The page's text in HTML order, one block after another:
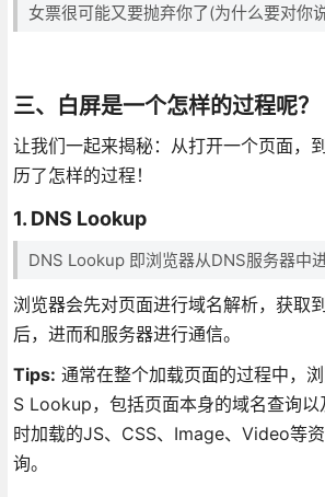
女票很可能又要抛弃你了(为什么要对你
三、白屏是一个怎样的过程呢？
让我们一起来揭秘：从打开一个页面，
历了怎样的过程！
1. DNS Lookup
DNS Lookup 即浏览器从DNS服务器中
浏览器会先对页面进行域名解析，获取
后，进而和服务器进行通信。
Tips: 通常在整个加载页面的过程中，
S Lookup，包括页面本身的域名查询
时加载的JS、CSS、Image、Video等
询。